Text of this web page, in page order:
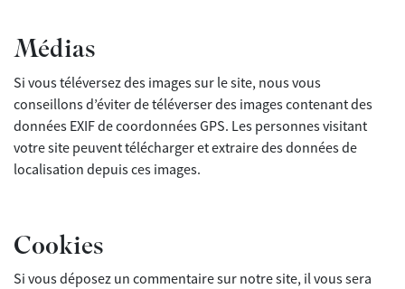
Médias
Si vous téléversez des images sur le site, nous vous
conseillons d’éviter de téléverser des images contenant des
données EXIF de coordonnées GPS. Les personnes visitant
votre site peuvent télécharger et extraire des données de
localisation depuis ces images.
Cookies
Si vous déposez un commentaire sur notre site, il vous sera